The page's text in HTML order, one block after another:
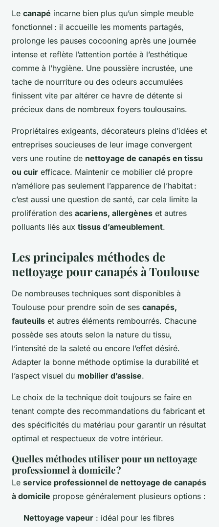
Le canapé incarne bien plus qu’un simple meuble
fonctionnel : il accueille les moments partagés,
prolonge les pauses cocooning après une journée
intense et reflète l’attention portée à l’esthétique
comme à l’hygiène. Une poussière incrustée, une
tache de nourriture ou des odeurs accumulées
finissent vite par altérer ce havre de détente si
précieux dans de nombreux foyers toulousains.
Propriétaires exigeants, décorateurs pleins d’idées et
entreprises soucieuses de leur image convergent
vers une routine de nettoyage de canapés en tissu
ou cuir efficace. Maintenir ce mobilier clé propre
n’améliore pas seulement l’apparence de l’habitat :
c’est aussi une question de santé, car cela limite la
prolifération des acariens, allergènes et autres
polluants liés aux tissus d’ameublement.
Les principales méthodes de
nettoyage pour canapés à Toulouse
De nombreuses techniques sont disponibles à
Toulouse pour prendre soin de ses canapés,
fauteuils et autres éléments rembourrés. Chacune
possède ses atouts selon la nature du tissu,
l’intensité de la saleté ou encore l’effet désiré.
Adapter la bonne méthode optimise la durabilité et
l’aspect visuel du mobilier d’assise.
Le choix de la technique doit toujours se faire en
tenant compte des recommandations du fabricant et
des spécificités du matériau pour garantir un résultat
optimal et respectueux de votre intérieur.
Quelles méthodes utiliser pour un nettoyage
professionnel à domicile ?
Le service professionnel de nettoyage de canapés
à domicile propose généralement plusieurs options :
Nettoyage vapeur : idéal pour les fibres